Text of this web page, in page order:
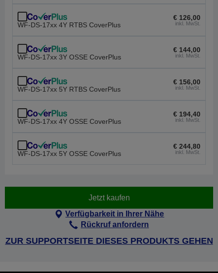
WF-DS-17xx 4Y RTBS CoverPlus
€ 126,00
inkl. MwSt.
WF-DS-17xx 3Y OSSE CoverPlus
€ 144,00
inkl. MwSt.
WF-DS-17xx 5Y RTBS CoverPlus
€ 156,00
inkl. MwSt.
WF-DS-17xx 4Y OSSE CoverPlus
€ 194,40
inkl. MwSt.
WF-DS-17xx 5Y OSSE CoverPlus
€ 244,80
inkl. MwSt.
Jetzt kaufen
Verfügbarkeit in Ihrer Nähe
Rückruf anfordern
ZUR SUPPORTSEITE DIESES PRODUKTS GEHEN